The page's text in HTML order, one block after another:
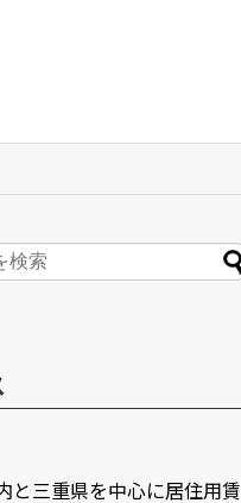
と三重県を中心に居住用賃